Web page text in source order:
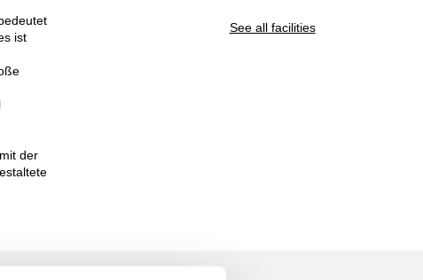
See all facilities
ist
der